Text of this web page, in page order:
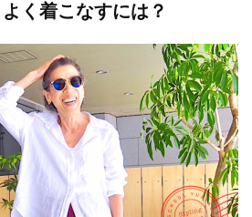
く着こなすには？